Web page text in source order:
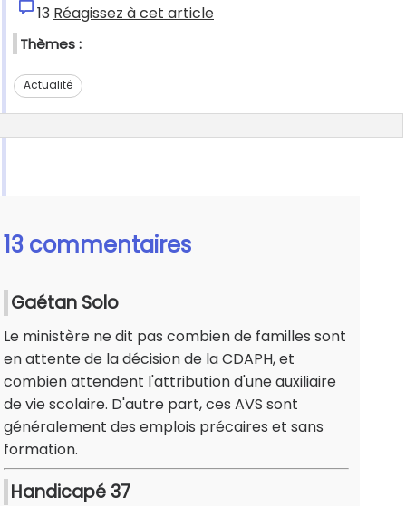
13 Réagissez à cet article
Thèmes :
Actualité
13 commentaires
Gaétan Solo
Le ministère ne dit pas combien de familles sont
en attente de la décision de la CDAPH, et
combien attendent l'attribution d'une auxiliaire
de vie scolaire. D'autre part, ces AVS sont
généralement des emplois précaires et sans
formation.
Handicapé 37